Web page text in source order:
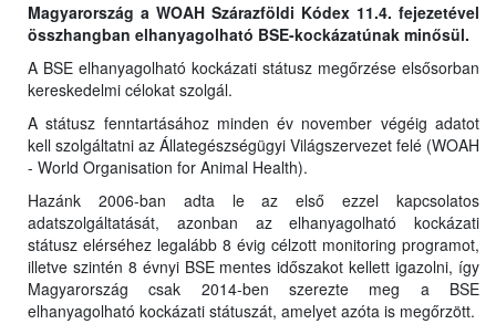
Magyarország a WOAH Szárazföldi Kódex 11.4. fejezetével
összhangban elhanyagolható BSE-kockázatúnak minősül.
A BSE elhanyagolható kockázati státusz megőrzése elsősorban
kereskedelmi célokat szolgál.
A státusz fenntartásához minden év november végéig adatot
kell szolgáltatni az Állategészségügyi Világszervezet felé (WOAH
- World Organisation for Animal Health).
Hazánk 2006-ban adta le az első ezzel kapcsolatos
adatszolgáltatását, azonban az elhanyagolható kockázati
státusz elérséhez legalább 8 évig célzott monitoring programot,
illetve szintén 8 évnyi BSE mentes időszakot kellett igazolni, így
Magyarország csak 2014-ben szerezte meg a BSE
elhanyagolható kockázati státuszát, amelyet azóta is megőrzött.